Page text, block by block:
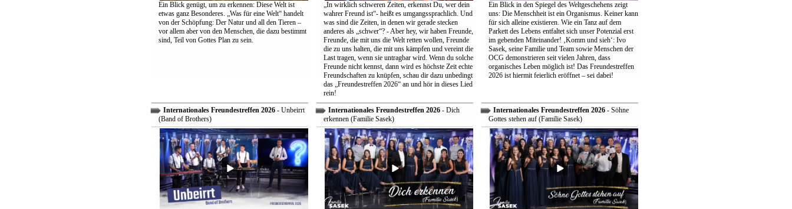
Ein Blick genügt, um zu erkennen: Diese Welt ist
etwas ganz Besonderes. „Was für eine Welt“ handelt
von der Schöpfung: Der Natur und all den Tieren –
vor allem aber von den Menschen, die dazu bestimmt
sind, Teil von Gottes Plan zu sein.
„In wirklich schweren Zeiten, erkennst Du, wer dein
wahrer Freund ist“- heißt es umgangssprachlich. Und
was sind die Zeiten, in denen wir gerade stecken
anderes als „schwer“? - Aber hey, wir haben Freunde,
Freunde, die mit uns die Welt retten wollen, Freunde
die zu uns halten, die mit uns kämpfen und vereint die
Last tragen, wenn sie untragbar wird. Wenn du solche
Freunde nicht kennst, dann wird es höchste Zeit echte
Freundschaften zu knüpfen, schau dir dazu unbedingt
das „Freundestreffen 2026“ an und hör in dieses Lied
rein!
Ein Blick in den Spiegel des Weltgeschehens zeigt
uns: Die Menschheit ist ein Organismus. Keiner kann
für sich alleine existieren. Wie ein Tanz auf dem
Parkett des Lebens entfaltet sich unser Potenzial erst
im gebenden Miteinander! ‚Komm und sieh‘: Ivo
Sasek, seine Familie und Team sowie Menschen der
OCG demonstrieren seit vielen Jahren, dass
organisches Leben möglich ist! Das Freundestreffen
2026 ist hiermit feierlich eröffnet – sei dabei!
Internationales Freundestreffen 2026- Unbeirrt
(Band of Brothers)
Internationales Freundestreffen 2026- Dich
erkennen (Familie Sasek)
Internationales Freundestreffen 2026- Söhne
Gottes stehen auf (Familie Sasek)